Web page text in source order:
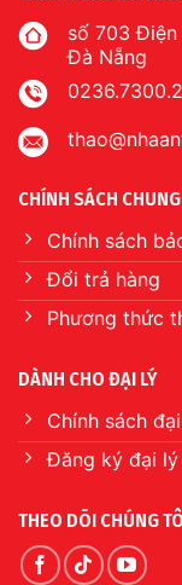
số 703 Điện
Đà Nẵng
CHÍNH SÁCH CHUNG
Chính sách
Đổi trả hàng
Phương thức
DÀNH CHO ĐẠI LÝ
Chính sách
Đăng ký đại lý
THEO DÕI CHÚNG